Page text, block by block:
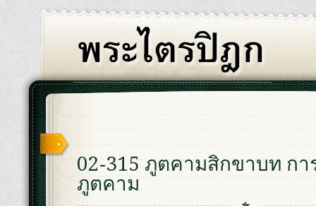
02-315 ภูตคามสิกขาบท กา
ภูตคาม